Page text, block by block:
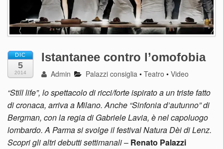
DIC
5
2014
Istantanee contro l’omofobia
Admin Palazzi consiglia •Teatro •Video
“Still life”, lo spettacolo di ricci/forte ispirato a un triste fatto
di cronaca, arriva a Milano. Anche “Sinfonia d’autunno” di
Bergman, con la regia di Gabriele Lavia, è nel capoluogo
lombardo. A Parma si svolge il festival Natura Dèi di Lenz.
Scopri gli altri debutti settimanali– Renato Palazzi